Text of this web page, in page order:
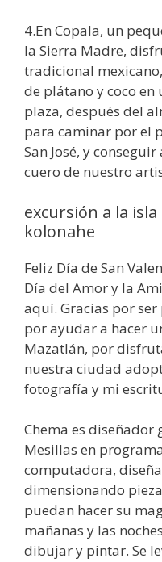
4.En Copala, un
la Sierra Madre,
tradicional
de plátano y coco
plaza, después del
para caminar por el
San José, y
cuero de nuestro
excursión a la
kolonahe
Feliz Día de San
Día del Amor y la
aquí. Gracias por
por ayudar a hacer
Mazatlán, por
nuestra ciudad
fotografía y mi
Chema es diseñador
Mesillas en
computadora,
dimensionando
puedan hacer su
mañanas y las
dibujar y pintar. Se